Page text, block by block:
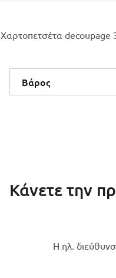
Χαρτοπετσέτα decoupage
Βάρος
Κάνετε την
Η ηλ.